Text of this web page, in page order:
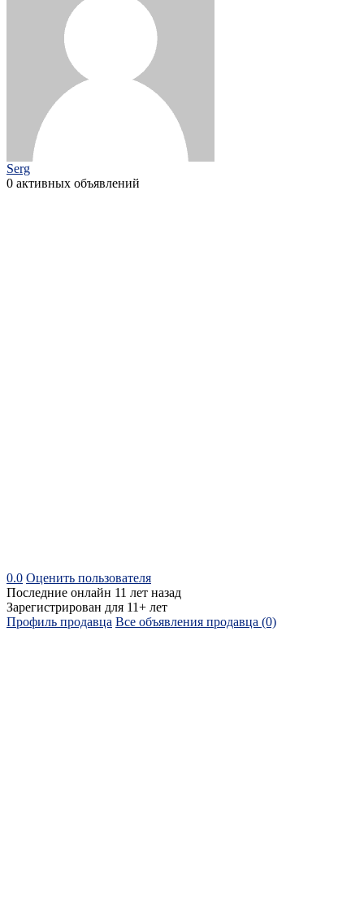
Serg
0 активных объявлений
0.0 Оценить пользователя
Последние онлайн 11 лет назад
Зарегистрирован для 11+ лет
Профиль продавца Все объявления продавца (0)